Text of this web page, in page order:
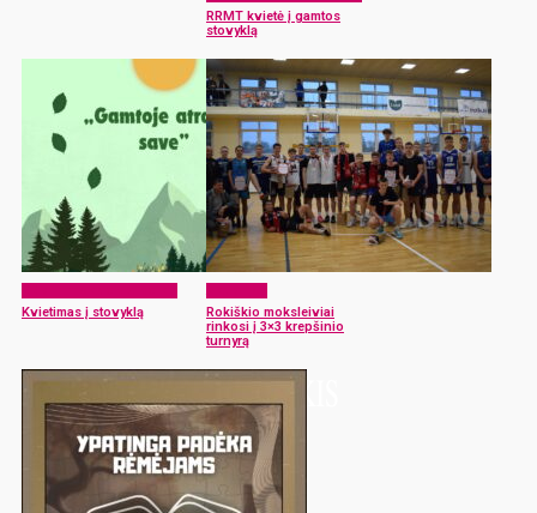
RRMT kvietė į gamtos
stovyklą
Kvietimas į stovyklą
Rokiškio moksleiviai
rinkosi į 3×3 krepšinio
turnyrą